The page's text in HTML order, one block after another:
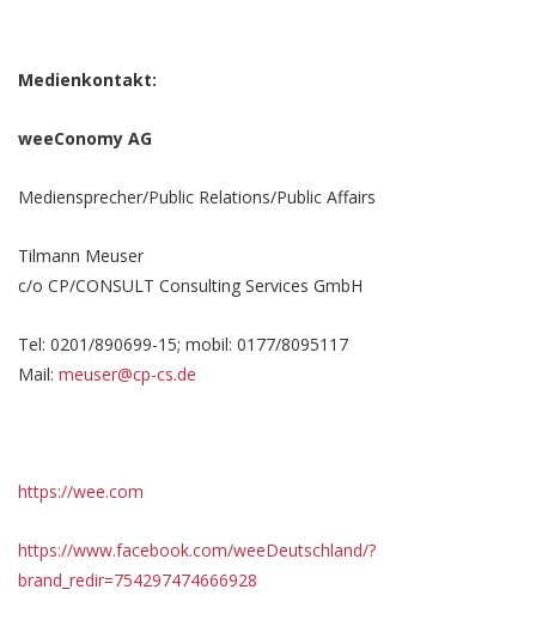
Medienkontakt:
weeConomy AG
Mediensprecher/Public Relations/Public Affairs
Tilmann Meuser
c/o CP/CONSULT Consulting Services GmbH
Tel: 0201/890699-15; mobil: 0177/8095117
Mail: meuser@cp-cs.de
https://wee.com
https://www.facebook.com/weeDeutschland/?
brand_redir=754297474666928